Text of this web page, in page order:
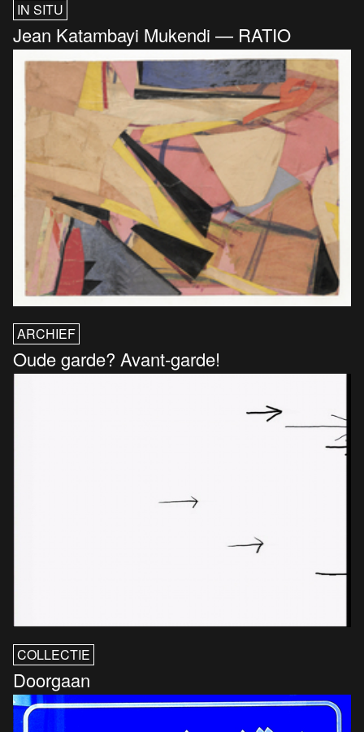
IN SITU
Jean Katambayi Mukendi — RATIO
ARCHIEF
Oude garde? Avant-garde!
COLLECTIE
Doorgaan